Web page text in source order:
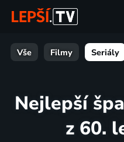
Vše Filmy Seriály
Nejlepší
z 60.